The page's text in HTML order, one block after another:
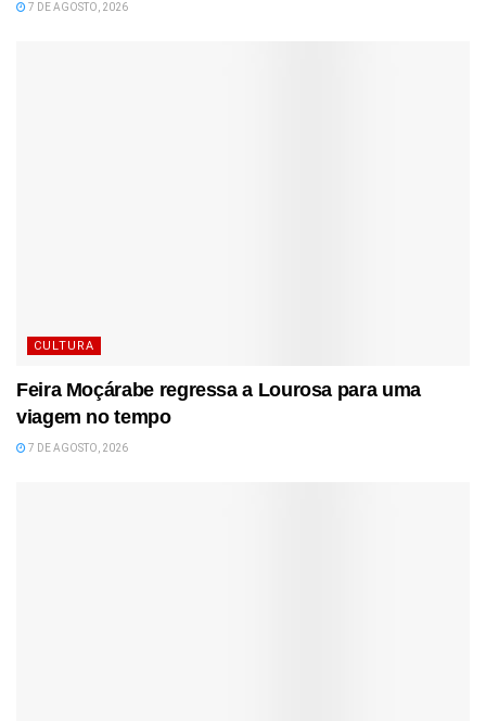
7 DE AGOSTO, 2026
CULTURA
Feira Moçárabe regressa a Lourosa para uma
viagem no tempo
7 DE AGOSTO, 2026